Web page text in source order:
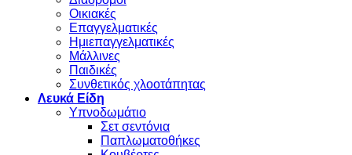
Οικιακές
Επαγγελματικές
Ημιεπαγγελματικές
Μάλλινες
Παιδικές
Συνθετικός χλοοτάπητας
Λευκά Είδη
Υπνοδωμάτιο
Σετ σεντόνια
Παπλωματοθήκες